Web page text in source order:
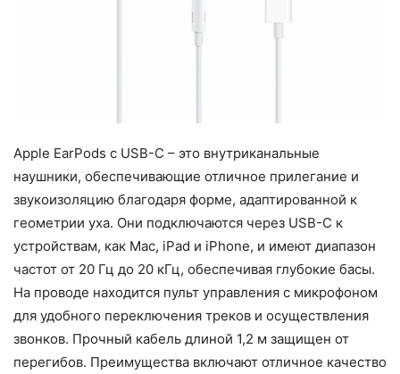
Apple EarPods с USB-C – это внутриканальные
наушники, обеспечивающие отличное прилегание и
звукоизоляцию благодаря форме, адаптированной к
геометрии уха. Они подключаются через USB-C к
устройствам, как Mac, iPad и iPhone, и имеют диапазон
частот от 20 Гц до 20 кГц, обеспечивая глубокие басы.
На проводе находится пульт управления с микрофоном
для удобного переключения треков и осуществления
звонков. Прочный кабель длиной 1,2 м защищен от
перегибов. Преимущества включают отличное качество